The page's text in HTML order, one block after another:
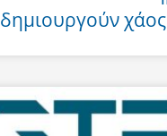
δημιουργούν χάος